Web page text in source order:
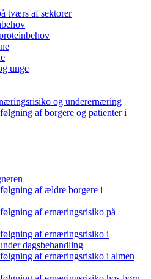
tværs af sektorer
unge
og underernæring
af borgere og patienter i
af ældre borgere i
af ernæringsrisiko på
af ernæringsrisiko i
dagsbehandling
af ernæringsrisiko i almen